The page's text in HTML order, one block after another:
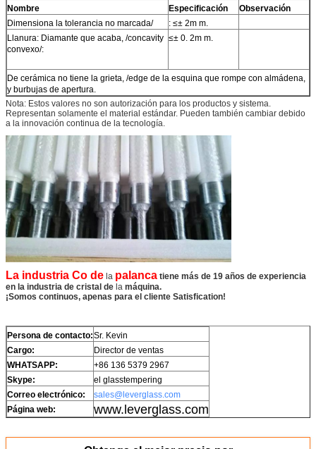
Nombre Especificación
Observación
Dimensiona la tolerancia no marcada/
: ≤± 2m m.
Llanura: Diamante que acaba, /concavity
convexo/:
≤± 0. 2m m.
De cerámica no tiene la grieta, /edge de la esquina que rompe con almádena,
y burbujas de apertura.
Nota: Estos valores no son autorización para los productos y sistema.
Representan solamente el material estándar. Pueden también cambiar debido
a la innovación continua de la tecnología.
La industria Co de la palanca tiene más de 19 años de experiencia
en la industria de cristal de la máquina.
¡Somos continuos, apenas para el cliente Satisfication!
Persona de contacto:Sr. Kevin
Cargo:
Director de ventas
WHATSAPP:
+86 136 5379 2967
Skype:
el glasstempering
Correo electrónico:
sales@leverglass.com
Página web:
www.leverglass.com